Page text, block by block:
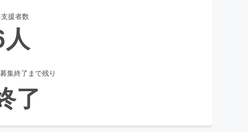
スケア
支援者数
人
募集終了まで残り
了